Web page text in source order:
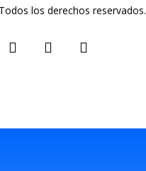
los derechos reservados.
linkedin youtubeinstagram